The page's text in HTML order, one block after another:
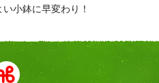
小鉢に早変わり！